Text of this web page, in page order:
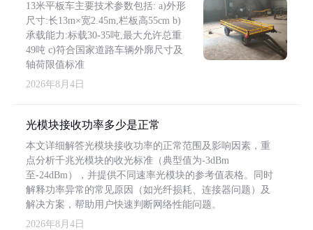
13米平板车主要技术参数包括: a)外形
尺寸:长13m×宽2.45m,栏板高55cm b)
承载能力:标载30-35吨,最大允许总重
49吨 c)符合国家道路车辆外廓尺寸及
轴荷限值标准
2026年8月4日
光模块接收功率多少是正常
本文详细解答光模块接收功率的正常范围及影响因素，重
点分析千兆光模块的收光标准（典型值为-3dBm
至-24dBm），并提供不同速率光模块的参考值表格。同时
解释功率异常的常见原因（如光纤损耗、连接器问题）及
解决方案，帮助用户快速判断网络性能问题。
2026年8月4日